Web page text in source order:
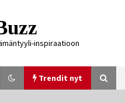
inspiraatioon
Trendit nyt